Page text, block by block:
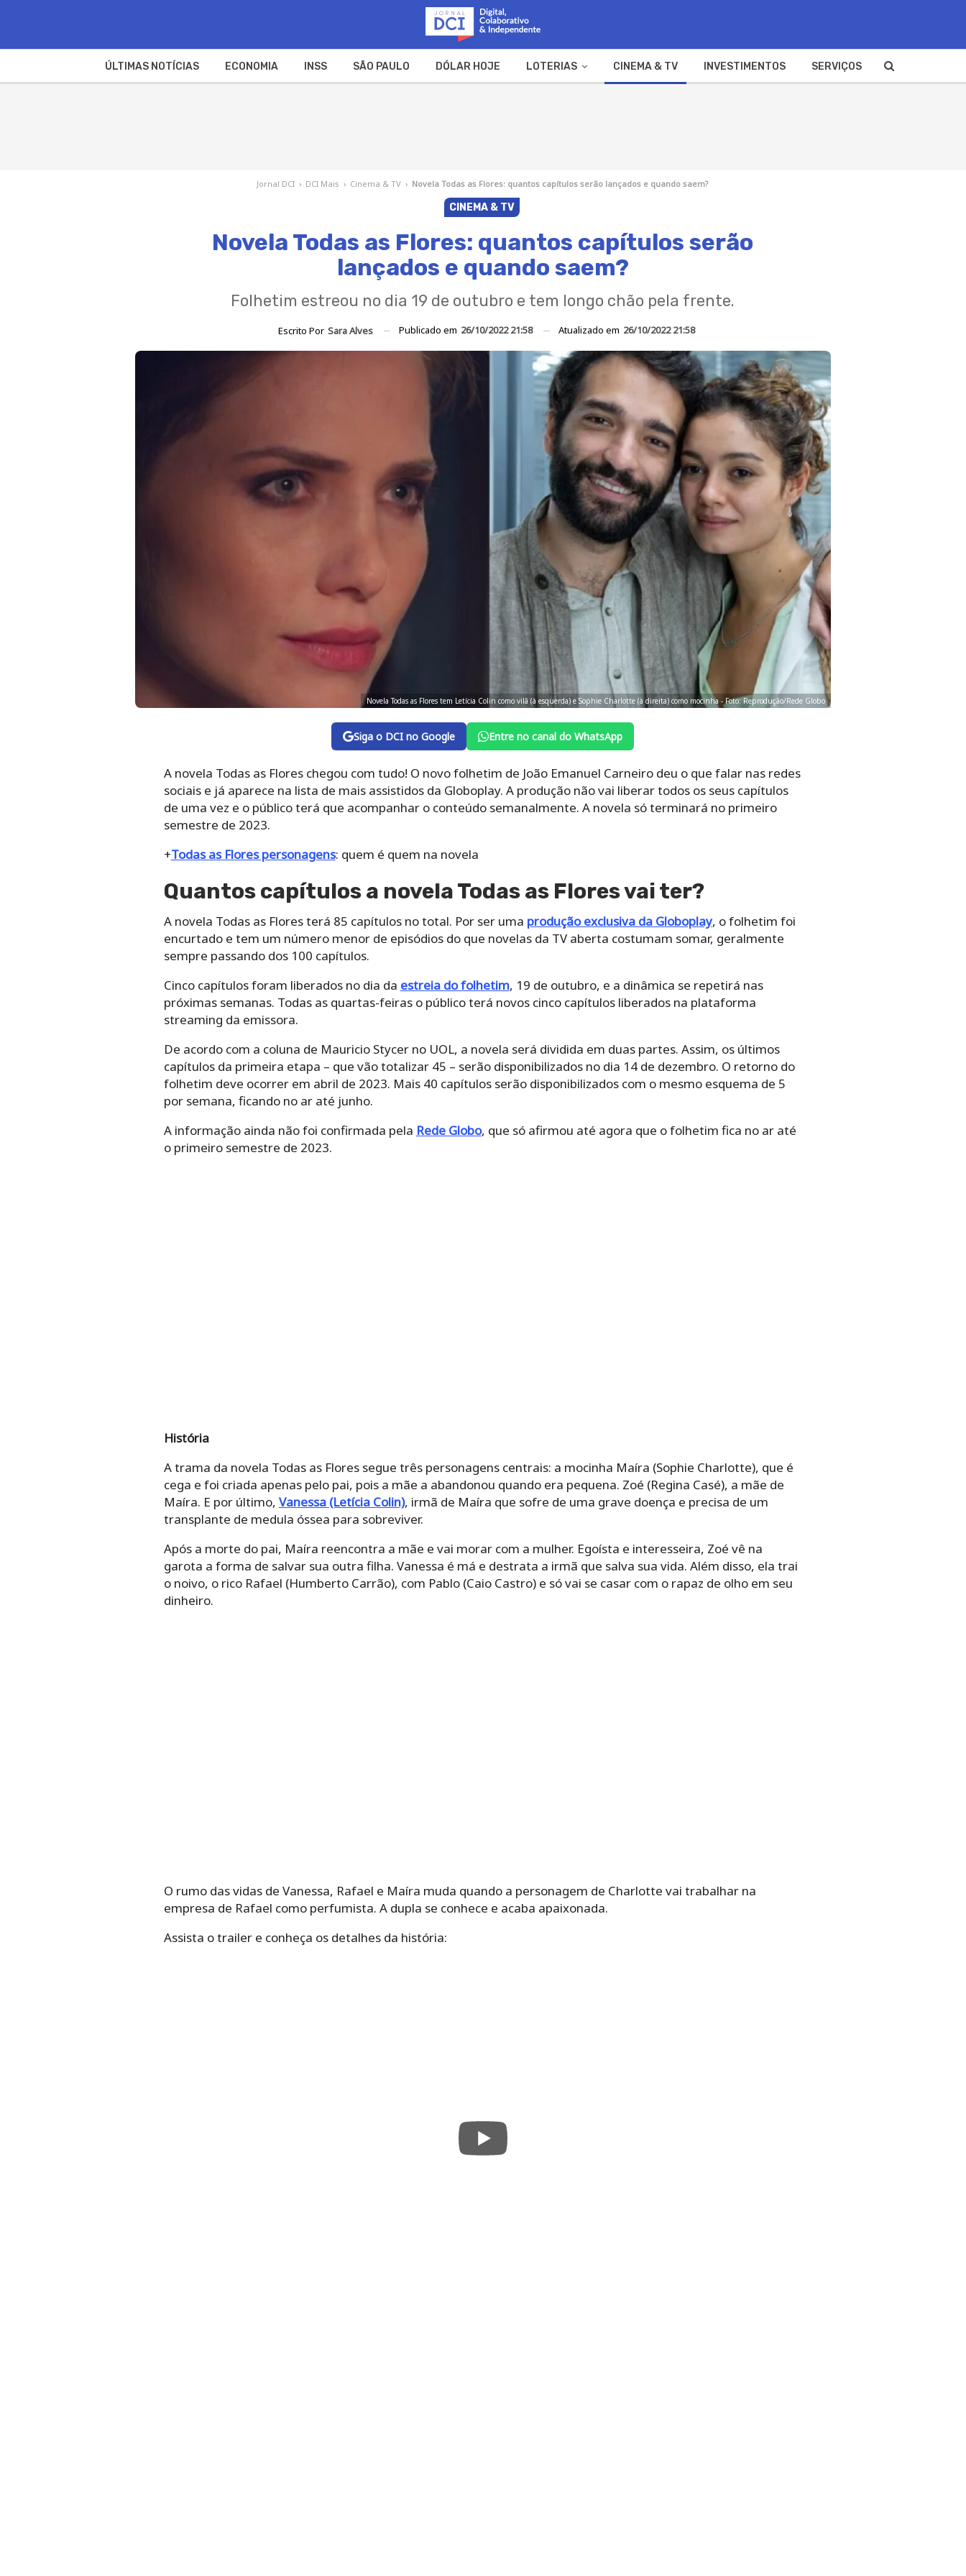
ÚLTIMAS NOTÍCIAS ECONOMIA INSS SÃO PAULO DÓLAR HOJE LOTERIAS CINEMA & TV INVESTIMENTOS SERVIÇOS
Jornal DCI › DCI Mais › Cinema & TV › Novela Todas as Flores: quantos capítulos serão lançados e quando saem?
CINEMA & TV
Novela Todas as Flores: quantos capítulos serão
lançados e quando saem?
Folhetim estreou no dia 19 de outubro e tem longo chão pela frente.
Escrito Por Sara Alves Publicado em 26/10/2022 21:58 Atualizado em 26/10/2022 21:58
Novela Todas as Flores tem Letícia Colin como vilã (à esquerda) e Sophie Charlotte (à direita) como mocinha - Foto: Reprodução/Rede Globo
Siga o DCI no Google Entre no canal do WhatsApp
A novela Todas as Flores chegou com tudo! O novo folhetim de João Emanuel Carneiro deu o que falar nas redes
sociais e já aparece na lista de mais assistidos da Globoplay. A produção não vai liberar todos os seus capítulos
de uma vez e o público terá que acompanhar o conteúdo semanalmente. A novela só terminará no primeiro
semestre de 2023.
+Todas as Flores personagens: quem é quem na novela
Quantos capítulos a novela Todas as Flores vai ter?
A novela Todas as Flores terá 85 capítulos no total. Por ser uma produção exclusiva da Globoplay, o folhetim foi
encurtado e tem um número menor de episódios do que novelas da TV aberta costumam somar, geralmente
sempre passando dos 100 capítulos.
Cinco capítulos foram liberados no dia da estreia do folhetim, 19 de outubro, e a dinâmica se repetirá nas
próximas semanas. Todas as quartas-feiras o público terá novos cinco capítulos liberados na plataforma
streaming da emissora.
De acordo com a coluna de Mauricio Stycer no UOL, a novela será dividida em duas partes. Assim, os últimos
capítulos da primeira etapa – que vão totalizar 45 – serão disponibilizados no dia 14 de dezembro. O retorno do
folhetim deve ocorrer em abril de 2023. Mais 40 capítulos serão disponibilizados com o mesmo esquema de 5
por semana, ficando no ar até junho.
A informação ainda não foi confirmada pela Rede Globo, que só afirmou até agora que o folhetim fica no ar até
o primeiro semestre de 2023.
História
A trama da novela Todas as Flores segue três personagens centrais: a mocinha Maíra (Sophie Charlotte), que é
cega e foi criada apenas pelo pai, pois a mãe a abandonou quando era pequena. Zoé (Regina Casé), a mãe de
Maíra. E por último, Vanessa (Letícia Colin), irmã de Maíra que sofre de uma grave doença e precisa de um
transplante de medula óssea para sobreviver.
Após a morte do pai, Maíra reencontra a mãe e vai morar com a mulher. Egoísta e interesseira, Zoé vê na
garota a forma de salvar sua outra filha. Vanessa é má e destrata a irmã que salva sua vida. Além disso, ela trai
o noivo, o rico Rafael (Humberto Carrão), com Pablo (Caio Castro) e só vai se casar com o rapaz de olho em seu
dinheiro.
O rumo das vidas de Vanessa, Rafael e Maíra muda quando a personagem de Charlotte vai trabalhar na
empresa de Rafael como perfumista. A dupla se conhece e acaba apaixonada.
Assista o trailer e conheça os detalhes da história: